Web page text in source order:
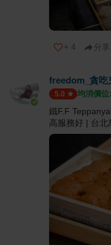
+ 4 分享
freedom_貪吃
5.0 均消價位
鐵F.F
高服務好 | 台北